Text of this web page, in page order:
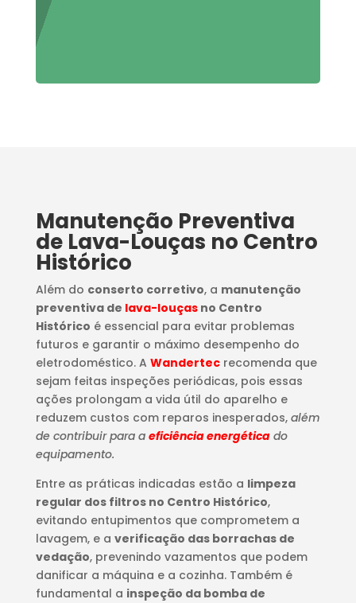
Manutenção Preventiva
de Lava-Louças no Centro
Histórico
Além do conserto corretivo, a manutenção
preventiva de lava-louçasno Centro
Histórico é essencial para evitar problemas
futuros e garantir o máximo desempenho do
eletrodoméstico. A Wandertec recomenda que
sejam feitas inspeções periódicas, pois essas
ações prolongam a vida útil do aparelho e
reduzem custos com reparos inesperados, além
de contribuir para a eficiência energéticado
equipamento.
Entre as práticas indicadas estão a limpeza
regular dos filtros no Centro Histórico,
evitando entupimentos que comprometem a
lavagem, e a verificação das borrachas de
vedação, prevenindo vazamentos que podem
danificar a máquina e a cozinha. Também é
fundamental a inspeção da bomba de